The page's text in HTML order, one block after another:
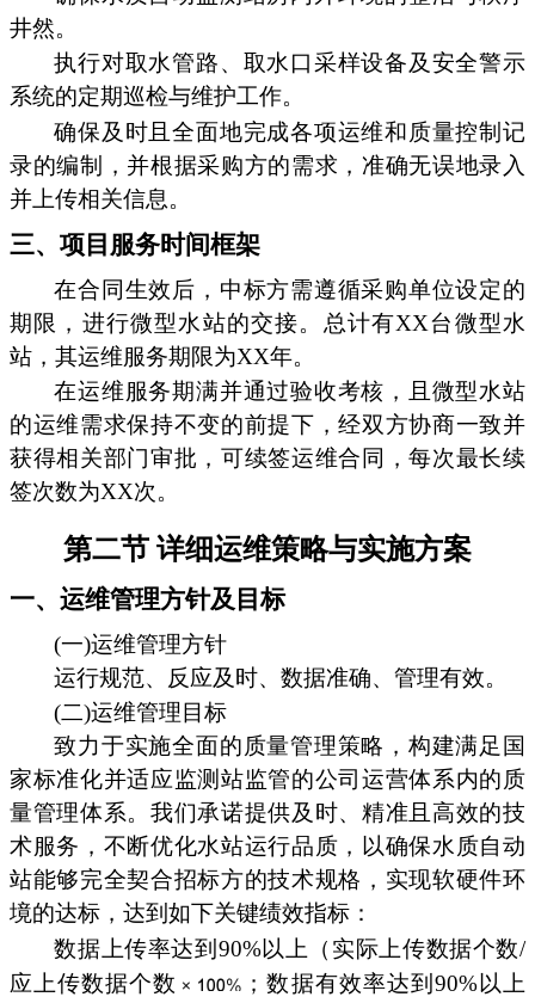
井然。
执行对取水管路、取水口采样设备及安全警示
系统的定期巡检与维护工作。
确保及时且全面地完成各项运维和质量控制记
录的编制，并根据采购方的需求，准确无误地录入
并上传相关信息。
三、项目服务时间框架
在合同生效后，中标方需遵循采购单位设定的
期限，进行微型水站的交接。总计有XX台微型水
站，其运维服务期限为XX年。
在运维服务期满并通过验收考核，且微型水站
的运维需求保持不变的前提下，经双方协商一致并
获得相关部门审批，可续签运维合同，每次最长续
签次数为XX次。
第二节 详细运维策略与实施方案
一、运维管理方针及目标
(一)运维管理方针
运行规范、反应及时、数据准确、管理有效。
(二)运维管理目标
致力于实施全面的质量管理策略，构建满足国
家标准化并适应监测站监管的公司运营体系内的质
量管理体系。我们承诺提供及时、精准且高效的技
术服务，不断优化水站运行品质，以确保水质自动
站能够完全契合招标方的技术规格，实现软硬件环
境的达标，达到如下关键绩效指标：
数据上传率达到90%以上（实际上传数据个数/
应上传数据个数
；数据有效率达到90%以上